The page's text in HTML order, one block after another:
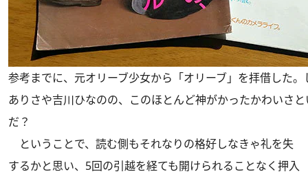
参考までに、元オリーブ少女から「オリーブ」を拝借した
ありさや吉川ひなのの、このほとんど神がかったかわいさ
だ？
ということで、読む側もそれなりの格好しなきゃ礼を失
するかと思い、5回の引越を経ても開けられることなく押入